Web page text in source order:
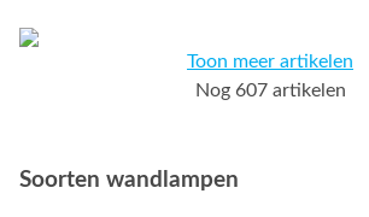
Toon meer artikelen
Nog 607 artikelen
Soorten wandlampen